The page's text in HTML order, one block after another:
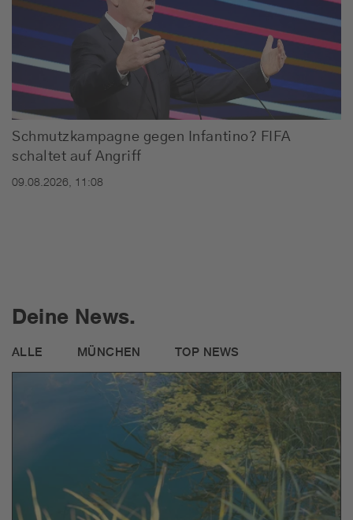
Schmutzkampagne gegen Infantino? FIFA
schaltet auf Angriff
09.08.2026, 11:08
Deine News.
ALLE MÜNCHEN TOP NEWS